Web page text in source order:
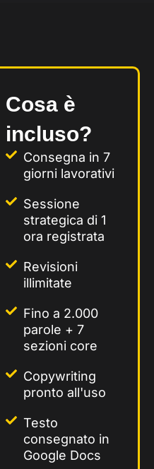
Cosa è
incluso?
Consegna in 7
giorni lavorativi
Sessione
strategica di 1
ora registrata
Revisioni
illimitate
Fino a 2.000
parole + 7
sezioni core
Copywriting
pronto all'uso
Testo
consegnato in
Google Docs